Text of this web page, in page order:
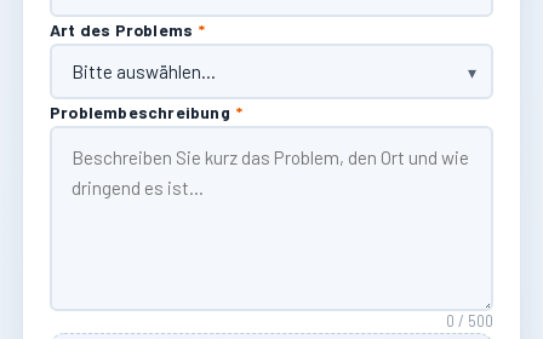
Art des Problems *
Problembeschreibung *
0 / 500